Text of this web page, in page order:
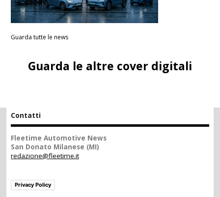
Guarda tutte le news
Guarda le altre cover digitali
Contatti
Fleetime Automotive News
San Donato Milanese (MI)
redazione@fleetime.it
Privacy Policy